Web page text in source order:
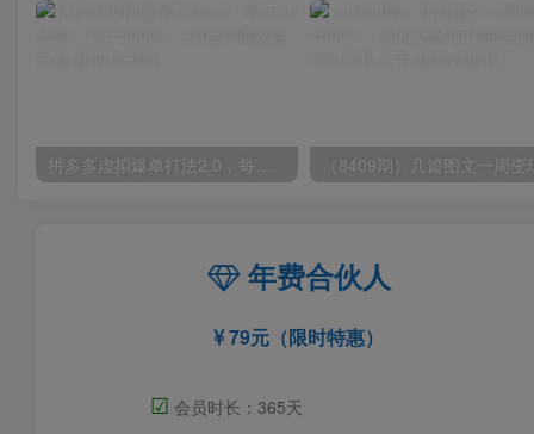
拼多多虚拟爆单打法2.0，每天10分钟，月产5000+，从0到1赚收益教程
年费合伙人
79元（限时特惠）
☑ 会员时长：365天